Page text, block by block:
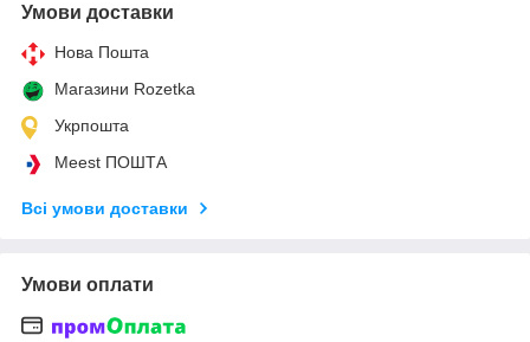
Умови доставки
Нова Пошта
Магазини Rozetka
Укрпошта
Meest ПОШТА
Всі умови доставки
Умови оплати